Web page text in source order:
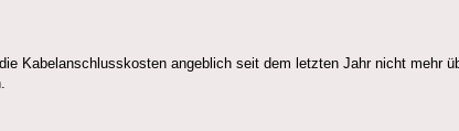
Kabelanschlusskosten angeblich seit dem letzten Jahr nicht mehr